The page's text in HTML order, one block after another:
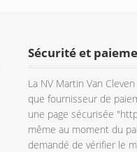
Sécurité et
La NV Martin Van
que fournisseur de
une page sécurisée
même au moment du
demandé de vérifier le